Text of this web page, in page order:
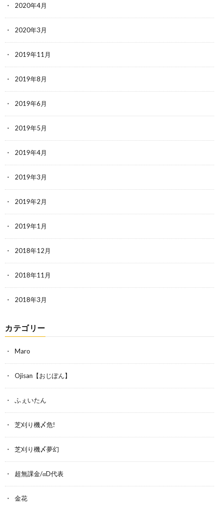
2020年4月
2020年3月
2019年11月
2019年8月
2019年6月
2019年5月
2019年4月
2019年3月
2019年2月
2019年1月
2018年12月
2018年11月
2018年3月
カテゴリー
Maro
Ojisan【おじぽん】
ふぇいたん
芝刈り機〆危!
芝刈り機〆夢幻
超無課金/αD代表
金花